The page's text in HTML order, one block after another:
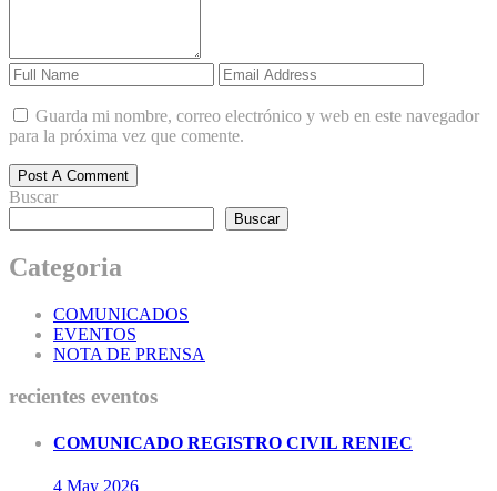
Guarda mi nombre, correo electrónico y web en este navegador
para la próxima vez que comente.
Post A Comment
Buscar
Buscar
Categoria
COMUNICADOS
EVENTOS
NOTA DE PRENSA
recientes eventos
COMUNICADO REGISTRO CIVIL RENIEC
4 May 2026